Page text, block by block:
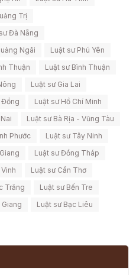
Trị
Đà Nẵng
Ngãi
Luật sư Phú Yên
Thuận
Luật sư Bình Thuận
Luật sư Gia Lai
Đồng
Luật sư Hồ Chí Minh
Luật sư Bà Rịa - Vũng Tàu
Phước
Luật sư Tây Ninh
Luật sư Đồng Tháp
Luật sư Cần Thơ
Trăng
Luật sư Bến Tre
Luật sư Bạc Liêu